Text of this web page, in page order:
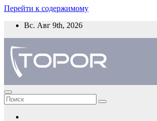
Перейти к содержимому
Вс. Авг 9th, 2026